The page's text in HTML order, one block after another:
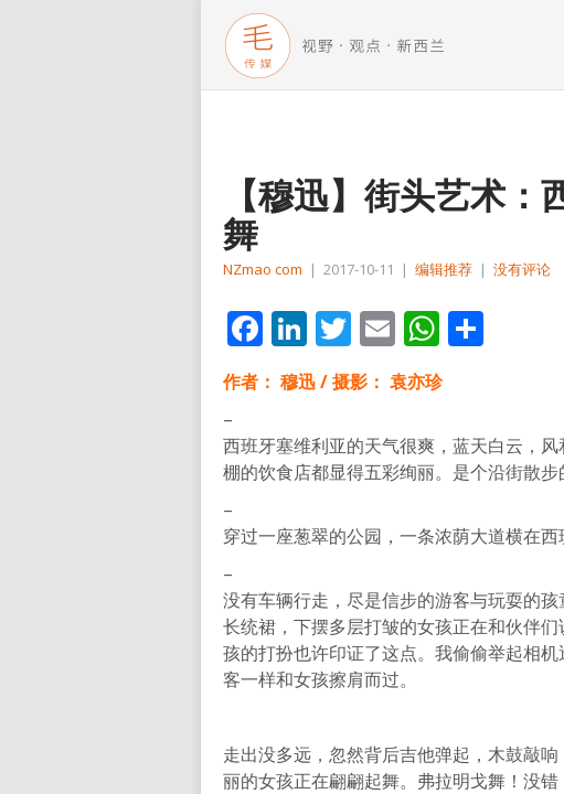
【穆迅】街头艺术
舞
NZmao com | 2017-10-11 | 编辑推荐 | 没有评论
Facebook
LinkedIn
Twitter
Email
作者： 穆迅 / 摄影： 袁亦珍
–
西班牙塞维利亚的天气很爽，蓝天白云，
棚的饮食店都显得五彩绚丽。是个沿街散步
–
穿过一座葱翠的公园，一条浓荫大道横在西
–
没有车辆行走，尽是信步的游客与玩耍的
长统裙，下摆多层打皱的女孩正在和伙伴
孩的打扮也许印证了这点。我偷偷举起相
客一样和女孩擦肩而过。
走出没多远，忽然背后吉他弹起，木鼓敲
丽的女孩正在翩翩起舞。弗拉明戈舞！没